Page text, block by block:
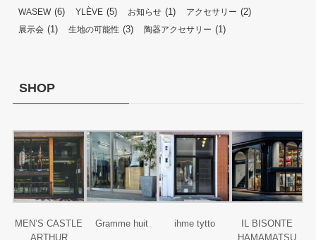
WASEW(6) YLÈVE (5) お知らせ (1) アクセサリー (2)
展示会 (1) 生地の可能性 (3) 陶器アクセサリー (1)
SHOP
MEN’S CASTLE
ARTHUR
Gramme huit ihme tytto
IL BISONTE
HAMAMATSU